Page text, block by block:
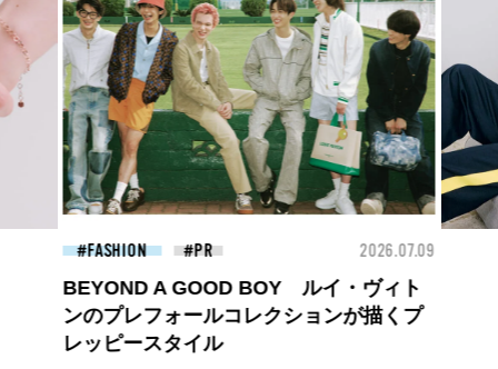
FASHION 2026.07.09
ロエベの新しい世界へようこそ。大胆な
コントラストとレイヤードの先に。装う
喜び、明るいスピリット